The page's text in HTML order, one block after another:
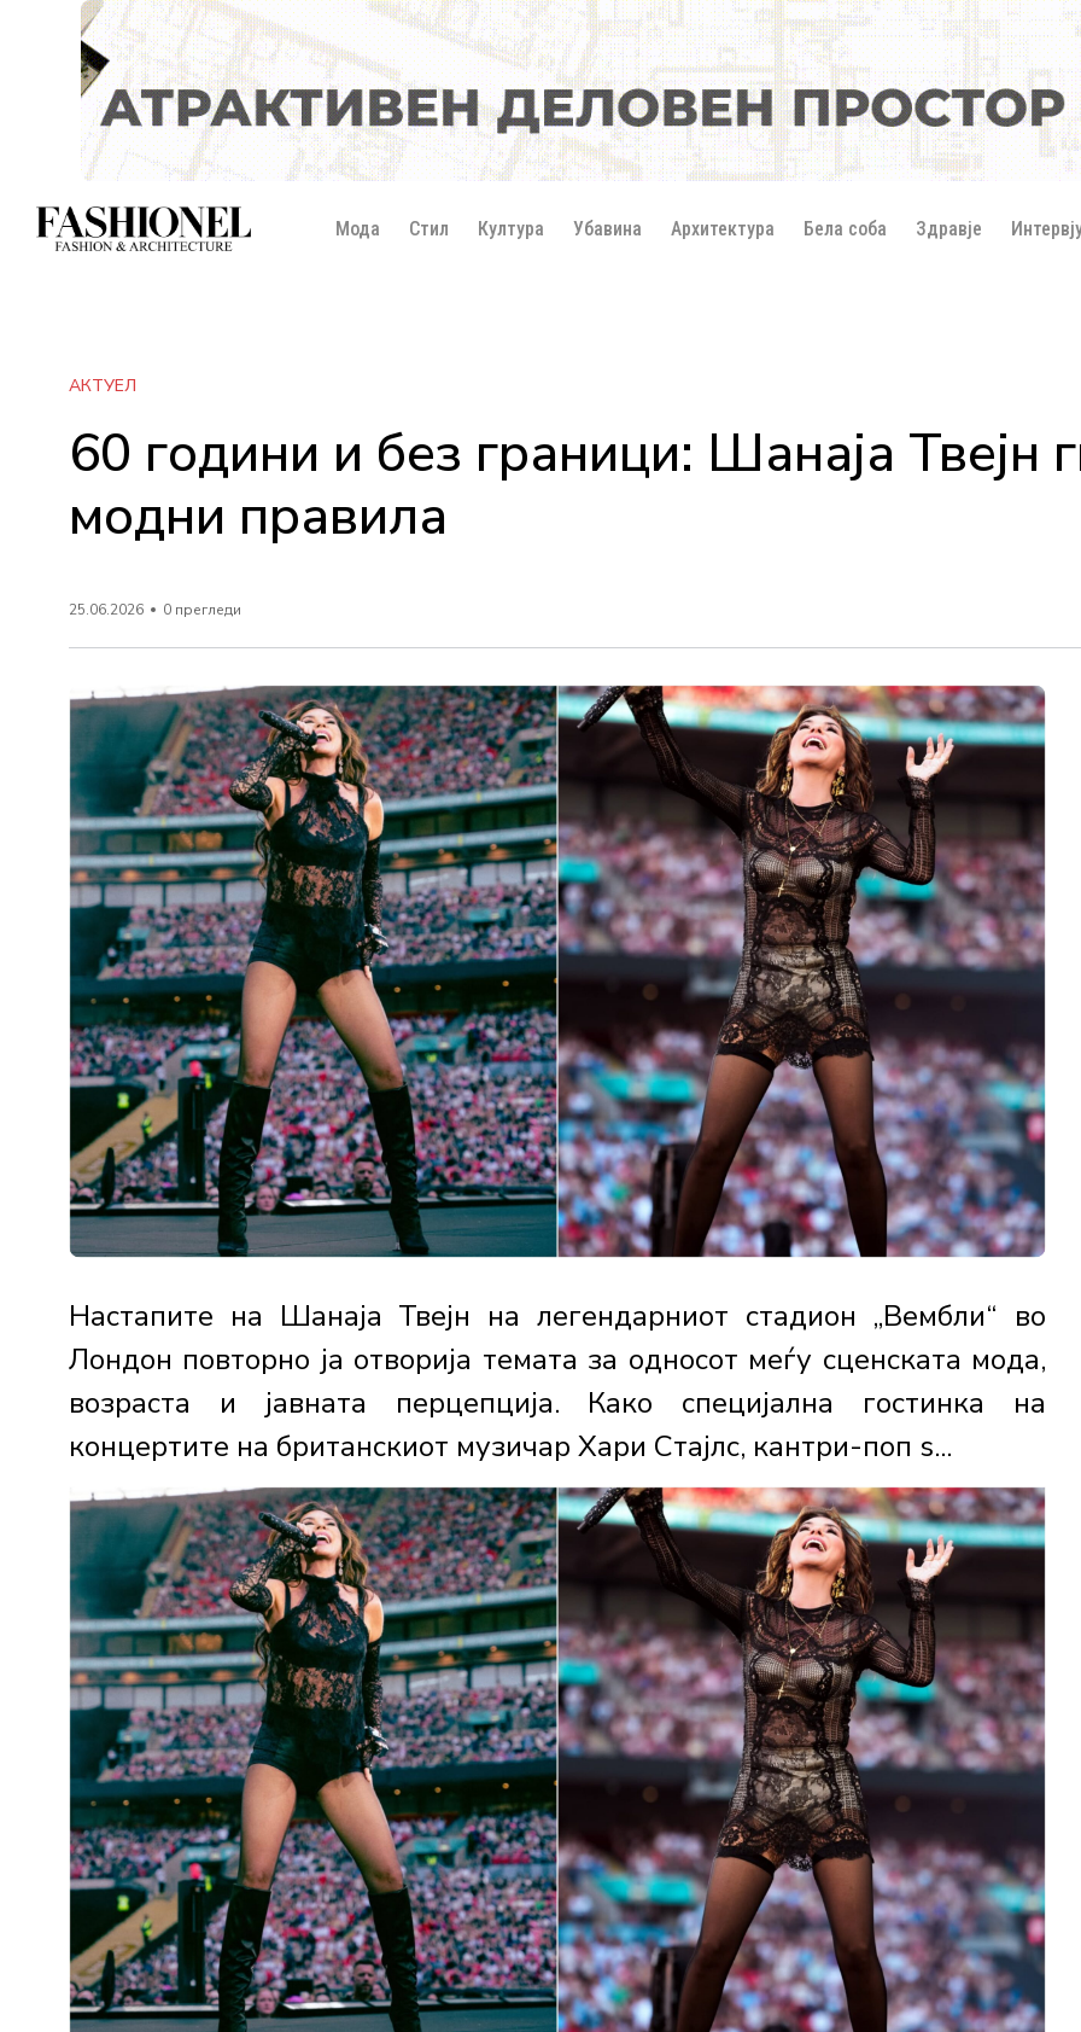
Мода Стил Култура Убавина Архитектура Бела соба Здравје
АКТУЕЛ
60 години и без граници: Шанаја Твејн
модни правила
25.06.2026 0 прегледи
Настапите на Шанаја Твејн на легендарниот стадион „Вембли“ во
Лондон повторно ја отворија темата за односот меѓу сценската мода,
возраста и јавната перцепција. Како специјална гостинка на
концертите на британскиот музичар Хари Стајлс, кантри-поп ѕ...